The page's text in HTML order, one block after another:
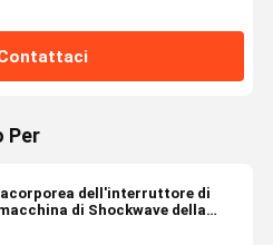
Per
dell'interruttore di
di Shockwave della